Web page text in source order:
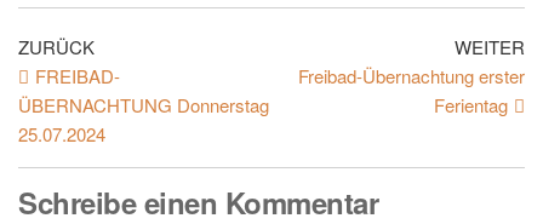
ZURÜCK
FREIBAD-
ÜBERNACHTUNG Donnerstag
25.07.2024
WEITER
Freibad-Übernachtung erster
Ferientag
Schreibe einen Kommentar